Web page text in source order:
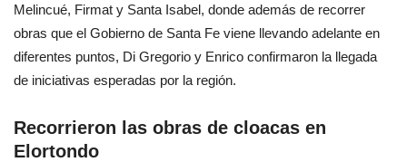
Melincué, Firmat y Santa Isabel, donde además de recorrer
obras que el Gobierno de Santa Fe viene llevando adelante en
diferentes puntos, Di Gregorio y Enrico confirmaron la llegada
de iniciativas esperadas por la región.
Recorrieron las obras de cloacas en
Elortondo